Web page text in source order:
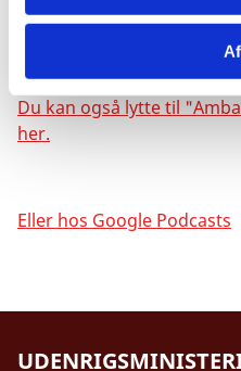
Find "Ambassadørerne"
Du kan også lytte til
her.
Eller hos Google Podcasts